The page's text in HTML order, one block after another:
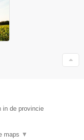
in de provincie
maps ▼